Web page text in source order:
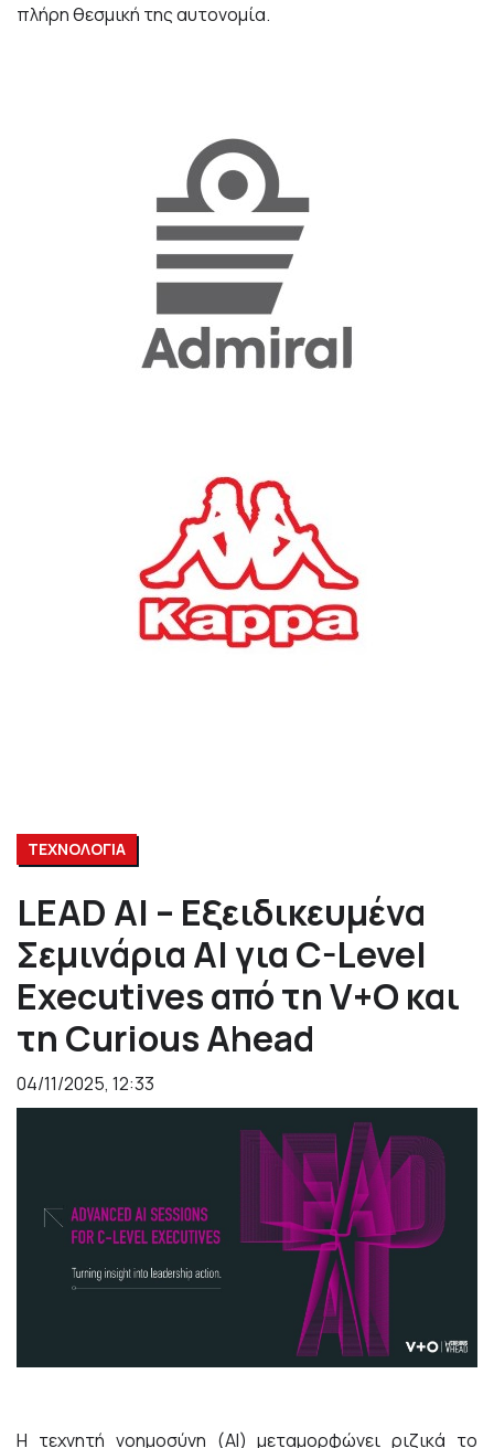
πλήρη θεσμική της αυτονομία.
ΤΕΧΝΟΛΟΓΙΑ
LEAD AI – Εξειδικευμένα
Σεμινάρια AI για C-Level
Executives από τη V+O και
τη Curious Ahead
04/11/2025, 12:33
Η τεχνητή νοημοσύνη (AI) μεταμορφώνει ριζικά το